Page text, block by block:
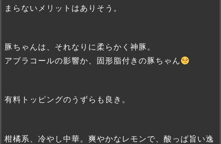
まらないメリットはありそう。
豚ちゃんは、それなりに柔らかく神豚。
アブラコールの影響か、固形脂付きの豚ちゃん
有料トッピングのうずらも良き。
柑橘系、冷やし中華。爽やかなレモンで、酸っぱ旨い逸